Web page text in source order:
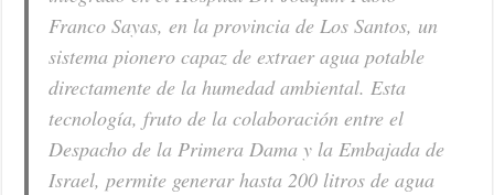
Franco Sayas, en la provincia de Los Santos, un
sistema pionero capaz de extraer agua potable
directamente de la humedad ambiental. Esta
tecnología, fruto de la colaboración entre el
Despacho de la Primera Dama y la Embajada de
Israel, permite generar hasta 200 litros de agua